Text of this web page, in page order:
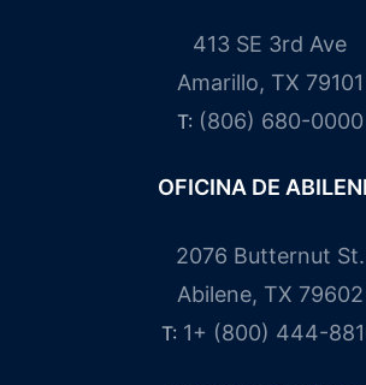
413 SE 3rd Ave
Amarillo, TX 79101
T: (806) 680-0000
OFICINA DE
2076 Butternut St.
Abilene, TX 79602
T: 1+ (800) 444-